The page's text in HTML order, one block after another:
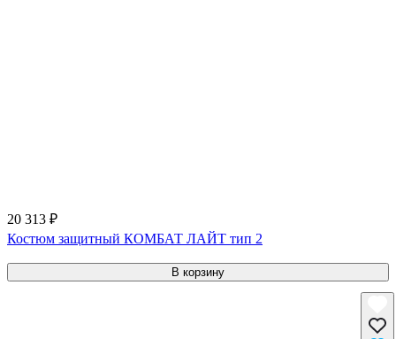
20 313 ₽
Костюм защитный КОМБАТ ЛАЙТ тип 2
В корзину